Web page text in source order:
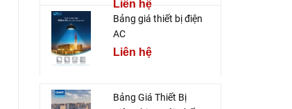
Liên hệ
Bảng giá thiết bị điện
AC
Liên hệ
Bảng Giá Thiết Bị